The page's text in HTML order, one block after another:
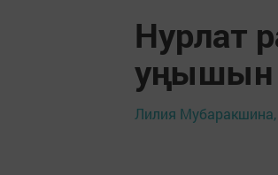
Нурлат
Лилия Мубаракшина,